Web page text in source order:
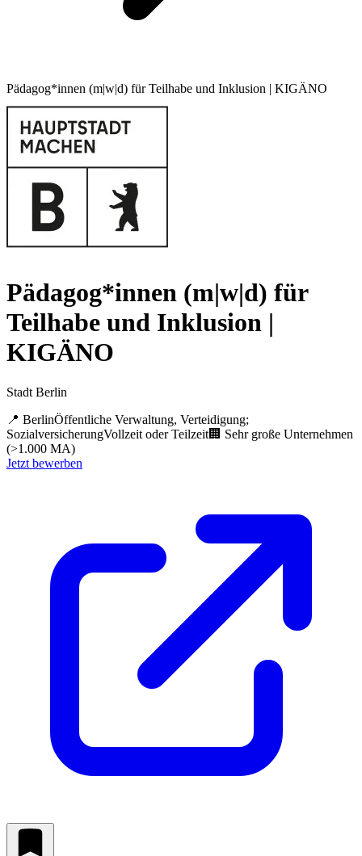
Pädagog*innen (m|w|d) für Teilhabe und Inklusion | KIGÄNO
Pädagog*innen (m|w|d) für
Teilhabe und Inklusion |
KIGÄNO
Stadt Berlin
📍 BerlinÖffentliche Verwaltung, Verteidigung;
SozialversicherungVollzeit oder Teilzeit🏢 Sehr große Unternehmen
(>1.000 MA)
Jetzt bewerben